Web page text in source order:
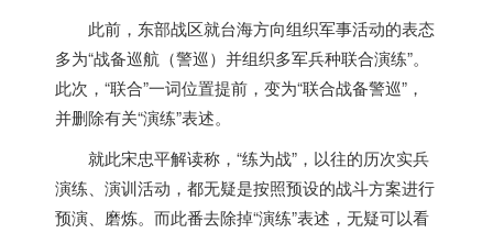
此前，东部战区就台海方向组织军事活动的表态
多为“战备巡航（警巡）并组织多军兵种联合演练”。
此次，“联合”一词位置提前，变为“联合战备警巡”，
并删除有关“演练”表述。
就此宋忠平解读称，“练为战”，以往的历次实兵
演练、演训活动，都无疑是按照预设的战斗方案进行
预演、磨炼。而此番去除掉“演练”表述，无疑可以看